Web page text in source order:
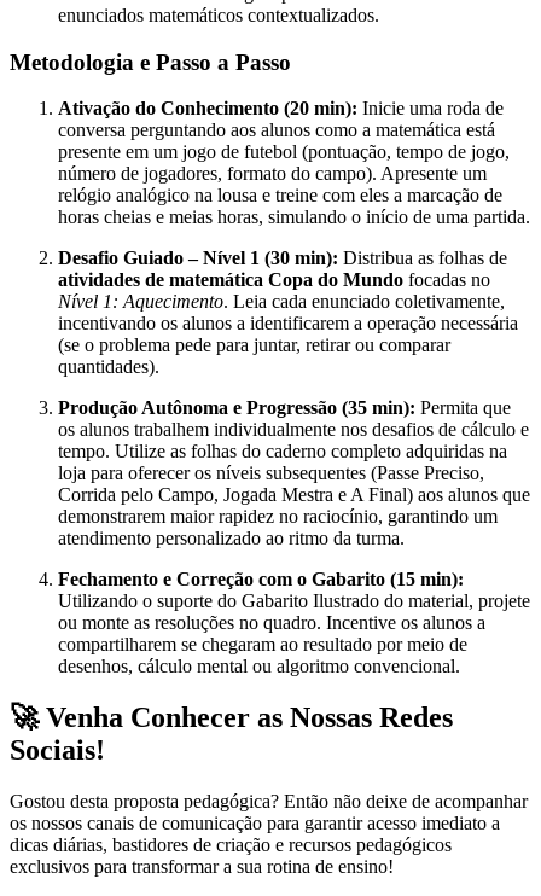
enunciados matemáticos contextualizados.
Metodologia e Passo a Passo
Ativação do Conhecimento (20 min): Inicie uma roda de
conversa perguntando aos alunos como a matemática está
presente em um jogo de futebol (pontuação, tempo de jogo,
número de jogadores, formato do campo). Apresente um
relógio analógico na lousa e treine com eles a marcação de
horas cheias e meias horas, simulando o início de uma partida.
Desafio Guiado – Nível 1 (30 min): Distribua as folhas de
atividades de matemática Copa do Mundo focadas no
Nível 1: Aquecimento. Leia cada enunciado coletivamente,
incentivando os alunos a identificarem a operação necessária
(se o problema pede para juntar, retirar ou comparar
quantidades).
Produção Autônoma e Progressão (35 min): Permita que
os alunos trabalhem individualmente nos desafios de cálculo e
tempo. Utilize as folhas do caderno completo adquiridas na
loja para oferecer os níveis subsequentes (Passe Preciso,
Corrida pelo Campo, Jogada Mestra e A Final) aos alunos que
demonstrarem maior rapidez no raciocínio, garantindo um
atendimento personalizado ao ritmo da turma.
Fechamento e Correção com o Gabarito (15 min):
Utilizando o suporte do Gabarito Ilustrado do material, projete
ou monte as resoluções no quadro. Incentive os alunos a
compartilharem se chegaram ao resultado por meio de
desenhos, cálculo mental ou algoritmo convencional.
🚀 Venha Conhecer as Nossas Redes
Sociais!
Gostou desta proposta pedagógica? Então não deixe de acompanhar
os nossos canais de comunicação para garantir acesso imediato a
dicas diárias, bastidores de criação e recursos pedagógicos
exclusivos para transformar a sua rotina de ensino!